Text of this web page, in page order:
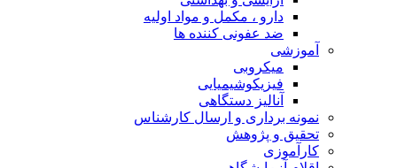
دارو ، مکمل و مواد اولیه
ضد عفونی کننده ها
آموزشی
میکروبی
فیزیکوشیمیایی
آنالیز دستگاهی
نمونه برداری و ارسال کارشناس
تحقیق و پژوهش
کارآموزی